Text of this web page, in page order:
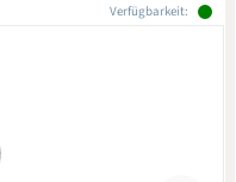
Verfügbarkeit: